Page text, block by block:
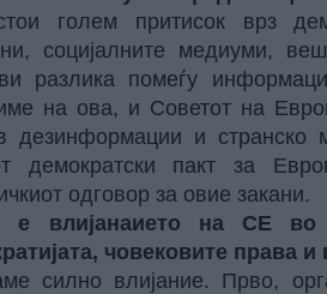
голем притисок врз
социјалните медиуми,
разлика помеѓу
на ова, и Советот на
дезинформации и
демократски пакт за
одговор за овие закани.
е влијанаието на СЕ
човековите права
силно влијание. Прво,